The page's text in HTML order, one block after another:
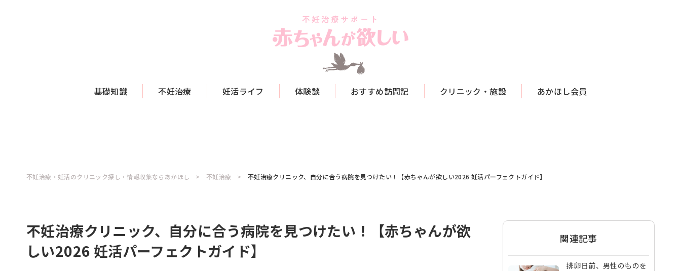
基礎知識 不妊治療 妊活ライフ 体験談 おすすめ訪問記 クリニック・施設 あかほし会員
不妊治療・妊活のクリニック探し・情報収集ならあかほし 不妊治療 不妊治療クリニック、自分に合う病院を見つけたい！【赤ちゃんが欲しい2026 妊活パーフェクトガイド】
不妊治療クリニック、自分に合う病院を見つけたい！【赤ちゃんが欲
しい2026 妊活パーフェクトガイド】
関連記事
排卵日前、男性のものを